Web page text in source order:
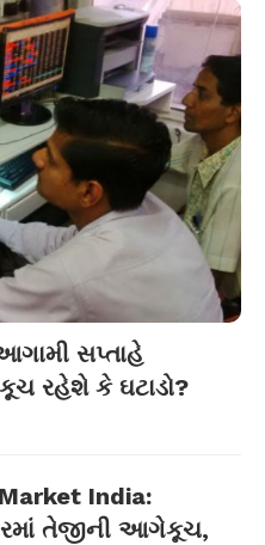
સપ્તાહે
રહેશે કે ઘટાડો?
India:
તેજીની આગેકૂચ,